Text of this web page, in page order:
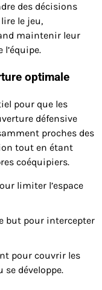
des décisions
le jeu,
maintenir leur
optimale
pour que les
défensive
proches des
tout en étant
coéquipiers.
limiter l’espace
but pour intercepter
pour couvrir les
se développe.